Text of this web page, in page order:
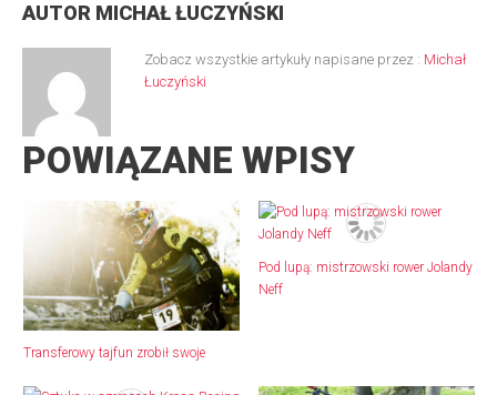
AUTOR MICHAŁ ŁUCZYŃSKI
Zobacz wszystkie artykuły napisane przez : Michał
Łuczyński
POWIĄZANE WPISY
Transferowy tajfun zrobił swoje
Pod lupą: mistrzowski rower Jolandy
Neff